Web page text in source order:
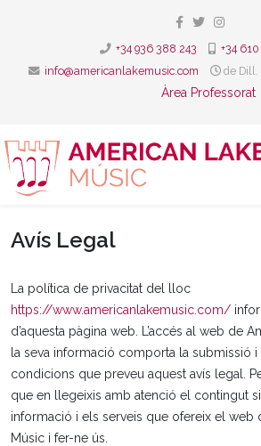
+34 936 388 243
+34
info@americanlakemusic.com
de Dill.
Àrea Professorat
Avís Legal
La política de privacitat del lloc
https://www.americanlakemusic.com/
d’aquesta pàgina web. L’accés al web de
la seva informació comporta la submissió i
condicions que preveu aquest avís legal.
que en llegeixis amb atenció el contingut
informació i els serveis que ofereix el web
Músic i fer-ne ús.